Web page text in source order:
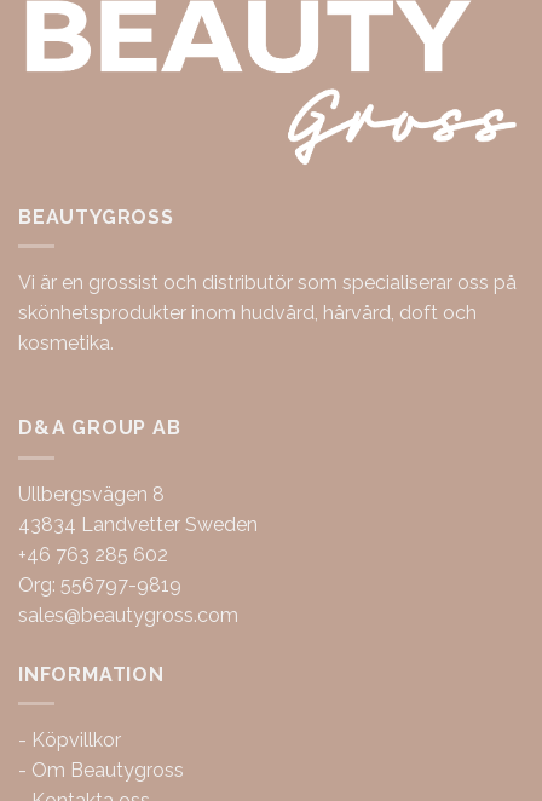
BEAUTYGROSS
Vi är en grossist och distributör som specialiserar oss på
skönhetsprodukter inom hudvård, hårvård, doft och
kosmetika.
D&A GROUP AB
Ullbergsvägen 8
43834 Landvetter Sweden
+46 763 285 602
Org: 556797-9819
sales@beautygross.com
INFORMATION
- Köpvillkor
- Om Beautygross